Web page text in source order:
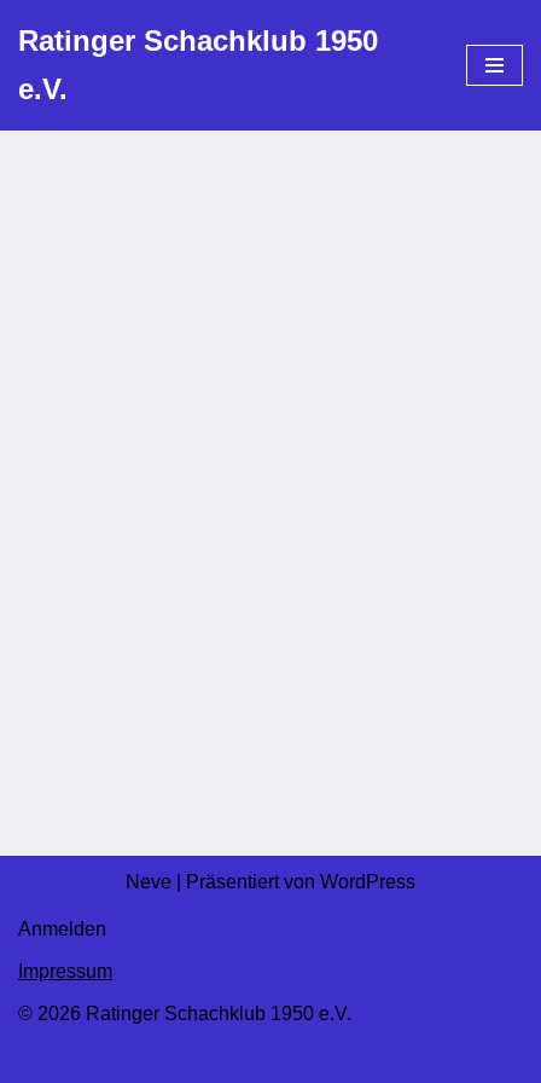
Inhalt
springen
Ratinger Schachklub 1950
e.V.
Neve | Präsentiert von WordPress
Anmelden
Impressum
© 2026 Ratinger Schachklub 1950 e.V.